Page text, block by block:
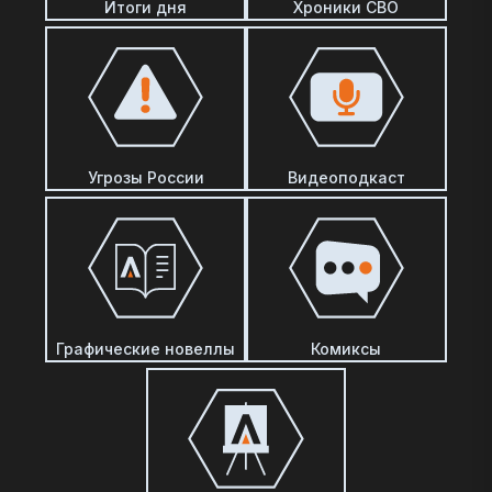
Итоги дня Хроники СВО
Угрозы России Видеоподкаст
Графические новеллы Комиксы